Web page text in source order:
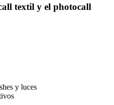
textil y el photocall
y luces